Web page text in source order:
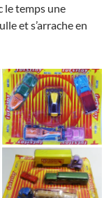
le temps une
et s’arrache en